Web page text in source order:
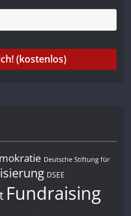
Deutsche Stiftung für
DSEE
Fundraising